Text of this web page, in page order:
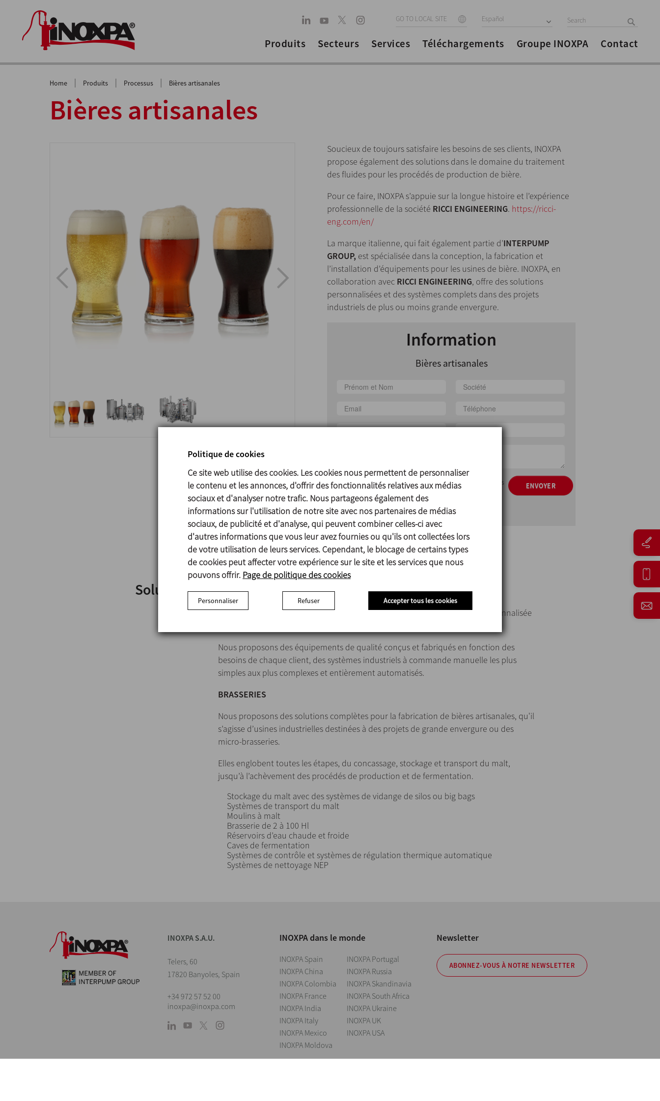
GO TO LOCAL SITE Español
Produits Secteurs Services Téléchargements Groupe INOXPA Contact
Home | Produits | Processus | Bières artisanales
Bières artisanales
Soucieux de toujours satisfaire les besoins de ses clients, INOXPA
propose également des solutions dans le domaine du traitement
des fluides pour les procédés de production de bière.
Pour ce faire, INOXPA s’appuie sur la longue histoire et l’expérience
professionnelle de la société RICCI ENGINEERING. https://ricci-
eng.com/en/
La marque italienne, qui fait également partie d’INTERPUMP
GROUP, est spécialisée dans la conception, la fabrication et
l’installation d’équipements pour les usines de bière. INOXPA, en
collaboration avec RICCI ENGINEERING, offre des solutions
personnalisées et des systèmes complets dans des projets
industriels de plus ou moins grande envergure.
Information
Bières artisanales
Pays
J'ai lu et accepté la politique de protection des données
J'accepte de recevoir des informations commerciales
ENVOYER
Solution
DES PROJETS SUR MESURE, TOUTE UNE PHILOSOPHIE
INOXPAet RICCI ENGINEERINGdéveloppent chaque projet de manière personnalisée
Nous proposons des équipements de qualité conçus et fabriqués en fonction des
besoins de chaque client, des systèmes industriels à commande manuelle les plus
simples aux plus complexes et entièrement automatisés.
BRASSERIES
Nous proposons des solutions complètes pour la fabrication de bières artisanales, qu'il
s’agisse d’usines industrielles destinées à des projets de grande envergure ou des
micro-brasseries.
Elles englobent toutes les étapes, du concassage, stockage et transport du malt,
jusqu’à l’achèvement des procédés de production et de fermentation.
Stockage du malt avec des systèmes de vidange de silos ou big bags
Systèmes de transport du malt
Moulins à malt
Brasserie de 2 à 100 Hl
Réservoirs d’eau chaude et froide
Caves de fermentation
Systèmes de contrôle et systèmes de régulation thermique automatique
Systèmes de nettoyage NEP
INOXPA S.A.U.
Telers, 60
17820 Banyoles, Spain
+34 972 57 52 00
inoxpa@inoxpa.com
INOXPA dans le monde
INOXPA Spain
INOXPA China
INOXPA Colombia
INOXPA France
INOXPA India
INOXPA Italy
INOXPA Mexico
INOXPA Moldova
INOXPA Portugal
INOXPA Russia
INOXPA Skandinavia
INOXPA South Africa
INOXPA Ukraine
INOXPA UK
INOXPA USA
Newsletter
ABONNEZ-VOUS À NOTRE NEWSLETTER
Politique de cookies
Ce site web utilise des cookies. Les cookies nous permettent de personnaliser
le contenu et les annonces, d'offrir des fonctionnalités relatives aux médias
sociaux et d'analyser notre trafic. Nous partageons également des
informations sur l'utilisation de notre site avec nos partenaires de médias
sociaux, de publicité et d'analyse, qui peuvent combiner celles-ci avec
d'autres informations que vous leur avez fournies ou qu'ils ont collectées lors
de votre utilisation de leurs services. Cependant, le blocage de certains types
de cookies peut affecter votre expérience sur le site et les services que nous
pouvons offrir. Page de politique des cookies
Personnaliser Refuser Accepter tous les cookies